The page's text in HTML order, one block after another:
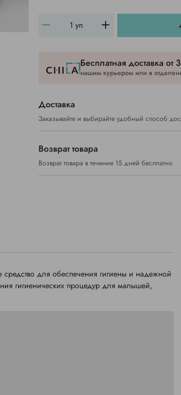
Бесплатная доставка от
нашим курьером или в
Доставка
Заказывайте и выбирайте удобный способ
Возврат товара
Возврат товара в течение 15 дней бесплатно
средство для обеспечения гигиены и надежной
гигиенических процедур для малышей,